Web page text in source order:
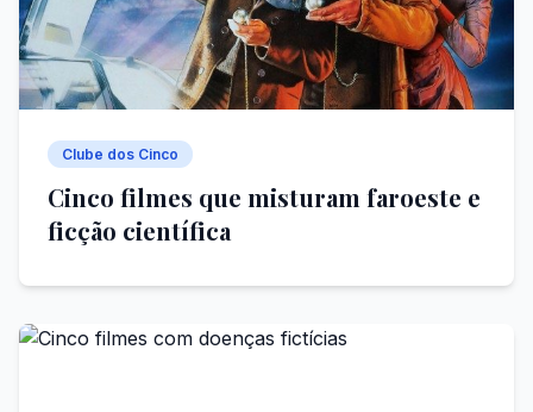
Clube dos Cinco
Cinco filmes que misturam faroeste e
ficção científica